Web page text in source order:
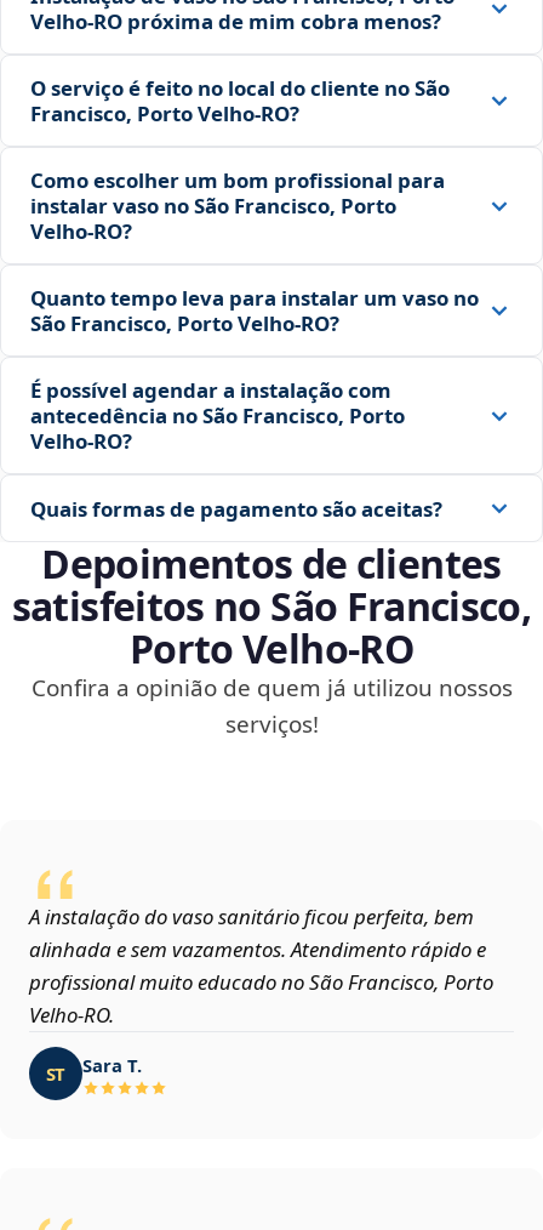
Velho‑RO próxima de mim cobra menos?
O serviço é feito no local do cliente no São
Francisco, Porto Velho‑RO?
Como escolher um bom profissional para
instalar vaso no São Francisco, Porto
Velho‑RO?
Quanto tempo leva para instalar um vaso no
São Francisco, Porto Velho‑RO?
É possível agendar a instalação com
antecedência no São Francisco, Porto
Velho‑RO?
Quais formas de pagamento são aceitas?
Depoimentos de clientes
satisfeitos no São Francisco,
Porto Velho‑RO
Confira a opinião de quem já utilizou nossos
serviços!
A instalação do vaso sanitário ficou perfeita, bem
alinhada e sem vazamentos. Atendimento rápido e
profissional muito educado no São Francisco, Porto
Velho‑RO.
ST Sara T.